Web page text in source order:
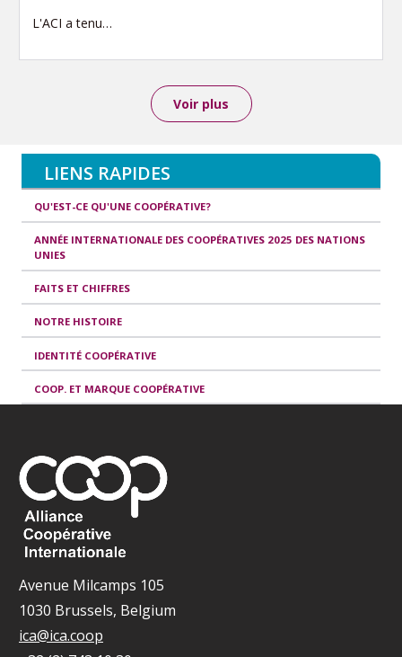
L'ACI a tenu…
Voir plus
LIENS RAPIDES
QU'EST-CE QU'UNE COOPÉRATIVE?
ANNÉE INTERNATIONALE DES COOPÉRATIVES 2025 DES NATIONS
UNIES
FAITS ET CHIFFRES
NOTRE HISTOIRE
IDENTITÉ COOPÉRATIVE
COOP. ET MARQUE COOPÉRATIVE
Avenue Milcamps 105
1030 Brussels, Belgium
ica@ica.coop